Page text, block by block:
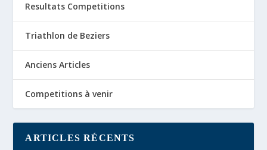
Resultats Competitions
Triathlon de Beziers
Anciens Articles
Competitions à venir
ARTICLES RÉCENTS